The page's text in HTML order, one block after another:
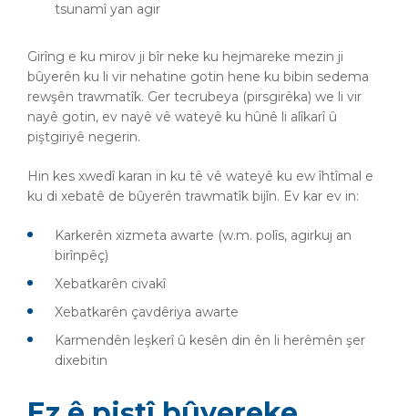
tsunamî yan agir
Girîng e ku mirov ji bîr neke ku hejmareke mezin ji
bûyerên ku li vir nehatine gotin hene ku bibin sedema
rewşên trawmatîk. Ger tecrubeya (pirsgirêka) we li vir
nayê gotin, ev nayê vê wateyê ku hûnê li alîkarî û
piştgiriyê negerin.
Hin kes xwedî karan in ku tê vê wateyê ku ew îhtîmal e
ku di xebatê de bûyerên trawmatîk bijîn. Ev kar ev in:
Karkerên xizmeta awarte (w.m. polîs, agirkuj an
birînpêç)
Xebatkarên civakî
Xebatkarên çavdêriya awarte
Karmendên leşkerî û kesên din ên li herêmên şer
dixebitin